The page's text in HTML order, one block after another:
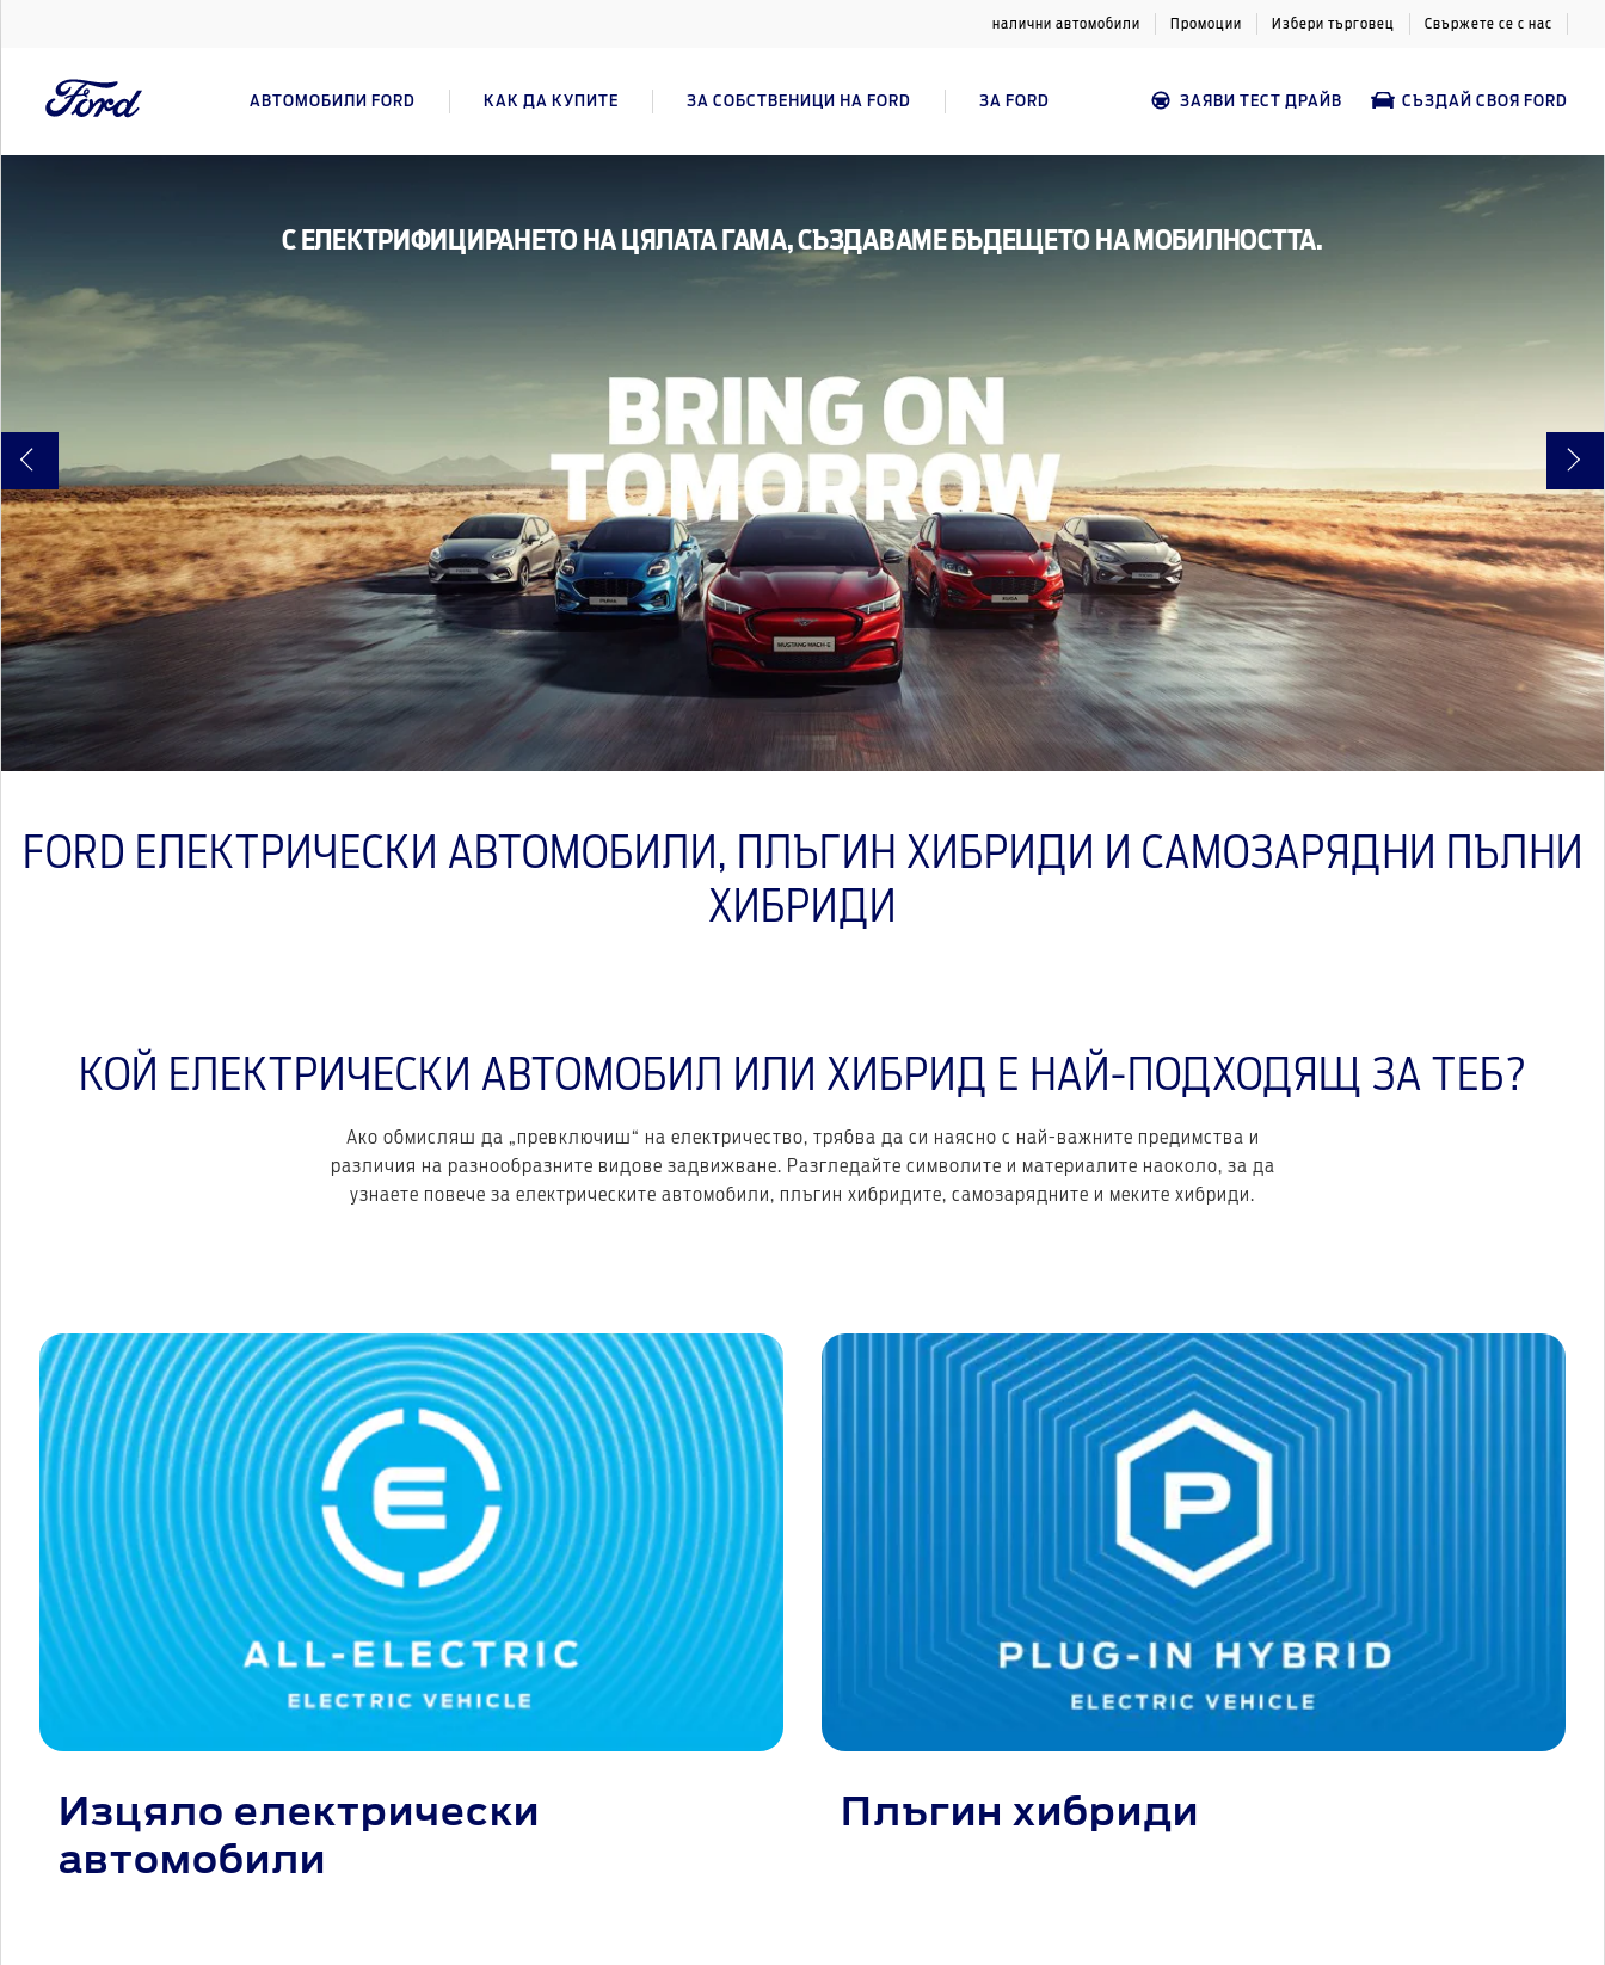
налични автомобили Промоции Избери търговец Свържете се с нас
АВТОМОБИЛИ FORD КАК ДА КУПИТЕ ЗА СОБСТВЕНИЦИ НА FORD ЗА FORD ЗАЯВИ ТЕСТ ДРАЙВ СЪЗДАЙ СВОЯ FORD
С ЕЛЕКТРИФИЦИРАНЕТО НА ЦЯЛАТА ГАМА, СЪЗДАВАМЕ БЪДЕЩЕТО НА МОБИЛНОСТТА.
FORD ЕЛЕКТРИЧЕСКИ АВТОМОБИЛИ, ПЛЪГИН ХИБРИДИ И САМОЗАРЯДНИ ПЪЛНИ
ХИБРИДИ
КОЙ ЕЛЕКТРИЧЕСКИ АВТОМОБИЛ ИЛИ ХИБРИД Е НАЙ-ПОДХОДЯЩ ЗА ТЕБ?
Ако обмисляш да „превключиш“ на електричество, трябва да си наясно с най-важните предимства и
различия на разнообразните видове задвижване. Разгледайте символите и материалите наоколо, за да
узнаете повече за електрическите автомобили, плъгин хибридите, самозарядните и меките хибриди.
Изцяло електрически
автомобили
Плъгин хибриди